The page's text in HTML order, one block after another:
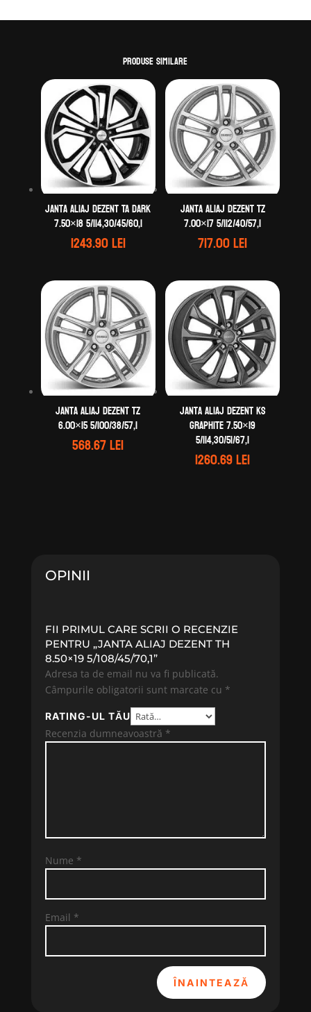
Produse similare
Janta aliaj DEZENT TA dark
7.50×18 5/114,30/45/60,1
1243.90lei
Janta aliaj DEZENT TZ
7.00×17 5/112/40/57,1
717.00lei
Janta aliaj DEZENT TZ
6.00×15 5/100/38/57,1
568.67lei
Janta aliaj DEZENT KS
graphite 7.50×19
5/114,30/51/67,1
1260.69lei
OPINII
FII PRIMUL CARE SCRII O RECENZIE
PENTRU „JANTA ALIAJ DEZENT TH
8.50×19 5/108/45/70,1”
Adresa ta de email nu va fi publicată.
Câmpurile obligatorii sunt marcate cu *
RATING-UL TĂU
Recenzia dumneavoastră *
Nume *
Email *
ÎNAINTEAZĂ